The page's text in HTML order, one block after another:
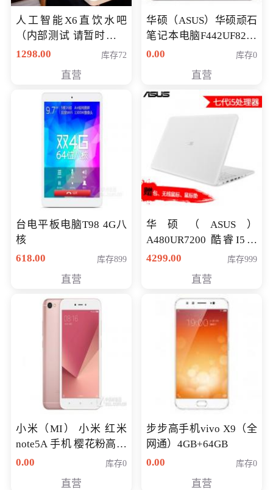
人工智能X6直饮水吧
（内部测试 请暂时不要
购买）
1298.00 库存72
直营
华硕（ASUS）华硕顽石
笔记本电脑F442UF8250
八代独显轻薄办公商务
0.00 库存0
直营
台电平板电脑T98 4G八
核
618.00
库存899
直营
华硕（ASUS）
A480UR7200 酷睿I5超
薄学生办公游戏独显笔
NV930-2G独
4299.00 库存999
直营
小米（MI） 小米 红米
note5A 手机 樱花粉高配
版 全网通(3G+32G)
0.00 库存0
直营
步步高手机vivo X9（全
网通）4GB+64GB
0.00
库存0
直营